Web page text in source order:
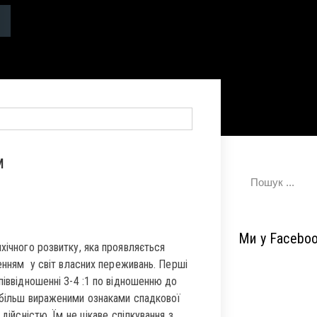
розвитку, яка проявляється
у світ власних переживань. Перші
3-4 :1 по відношенню до
вираженими ознаками спадкової
Ми у